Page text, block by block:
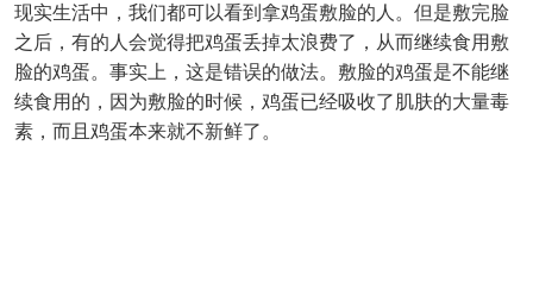
现实生活中，我们都可以看到拿鸡蛋敷脸的人。但是敷完脸
之后，有的人会觉得把鸡蛋丢掉太浪费了，从而继续食用敷
脸的鸡蛋。事实上，这是错误的做法。敷脸的鸡蛋是不能继
续食用的，因为敷脸的时候，鸡蛋已经吸收了肌肤的大量毒
素，而且鸡蛋本来就不新鲜了。